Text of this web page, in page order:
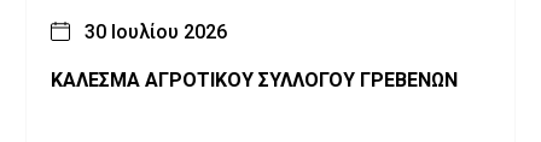
30 Ιουλίου 2026
ΚΑΛΕΣΜΑ ΑΓΡΟΤΙΚΟΥ ΣΥΛΛΟΓΟΥ ΓΡΕΒΕΝΩΝ